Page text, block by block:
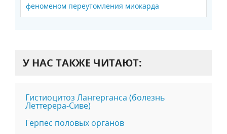
феноменом переутомления миокарда
У НАС ТАКЖЕ ЧИТАЮТ:
Гистиоцитоз Лангерганса (болезнь
Леттерера-Сиве)
Герпес половых органов